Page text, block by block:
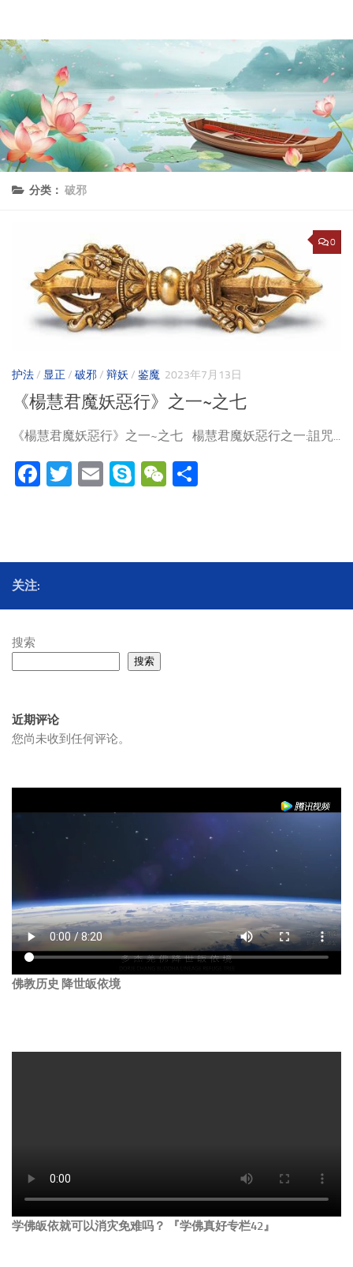
分类： 破邪
0
护法/ 显正 / 破邪/ 辩妖 / 鉴魔 2023年7月13日
《楊慧君魔妖惡行》之一~之七
《楊慧君魔妖惡行》之一~之七 楊慧君魔妖惡行之一:詛咒...
Facebook
Twitter
EmailSkypeWeChat
关注:
搜索
搜索
近期评论
您尚未收到任何评论。
佛教历史 降世皈依境
学佛皈依就可以消灾免难吗？ 『学佛真好专栏42』